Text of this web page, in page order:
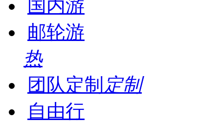
国内游
邮轮游
热
团队定制 定制
自由行